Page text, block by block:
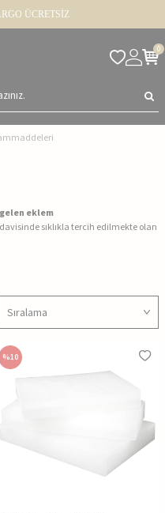
ÜCRETSİZ
0
eklem
sıklıkla tercih edilmekte olan
%10